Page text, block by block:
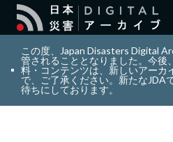
search 検
layers コレ
この度、Japan Disasters Digital
管されることとなりました。今後
料・コンテンツは、新しいアーカ
で、ご了承ください。新たなJDA
待ちにしております。